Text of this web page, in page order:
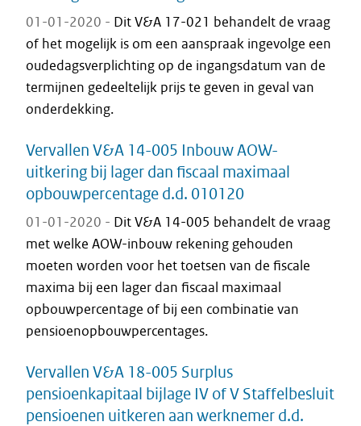
01-01-2020 - Dit V&A 17-021 behandelt de vraag
of het mogelijk is om een aanspraak ingevolge een
oudedagsverplichting op de ingangsdatum van de
termijnen gedeeltelijk prijs te geven in geval van
onderdekking.
Vervallen V&A 14-005 Inbouw AOW-
uitkering bij lager dan fiscaal maximaal
opbouwpercentage d.d. 010120
01-01-2020 - Dit V&A 14-005 behandelt de vraag
met welke AOW-inbouw rekening gehouden
moeten worden voor het toetsen van de fiscale
maxima bij een lager dan fiscaal maximaal
opbouwpercentage of bij een combinatie van
pensioenopbouwpercentages.
Vervallen V&A 18-005 Surplus
pensioenkapitaal bijlage IV of V Staffelbesluit
pensioenen uitkeren aan werknemer d.d.